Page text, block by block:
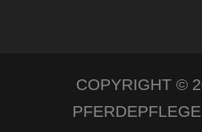
COPYRIGHT ©